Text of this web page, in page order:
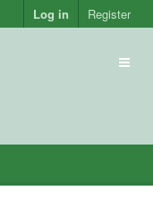
Log in Register